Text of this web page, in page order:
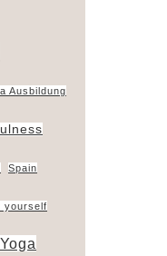
Ausbildung
Spain
yourself